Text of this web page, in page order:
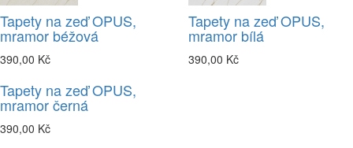
Tapety na zeď OPUS,
mramor béžová
390,00 Kč
Tapety na zeď OPUS,
mramor bílá
390,00 Kč
Tapety na zeď OPUS,
mramor černá
390,00 Kč